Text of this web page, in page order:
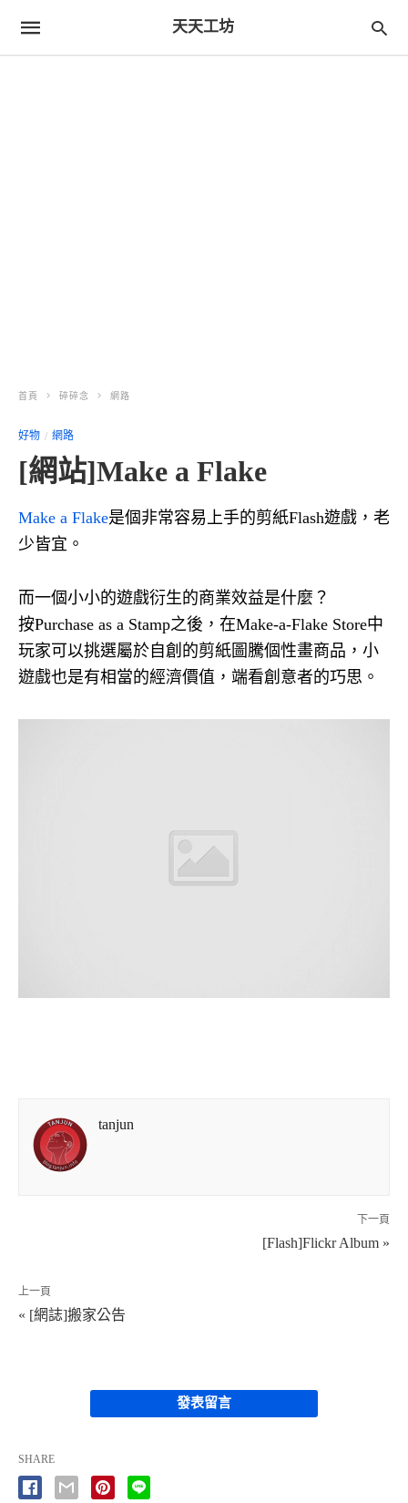
天天工坊
首頁 碎碎念 網路
好物 網路
[網站]Make a Flake
Make a Flake是個非常容易上手的剪紙Flash遊戲，老
少皆宜。
而一個小小的遊戲衍生的商業效益是什麼？
按Purchase as a Stamp之後，在Make-a-Flake Store中
玩家可以挑選屬於自創的剪紙圖騰個性畫商品，小
遊戲也是有相當的經濟價值，端看創意者的巧思。
tanjun
下一頁
[Flash]Flickr Album »
上一頁
« [網誌]搬家公告
發表留言
SHARE